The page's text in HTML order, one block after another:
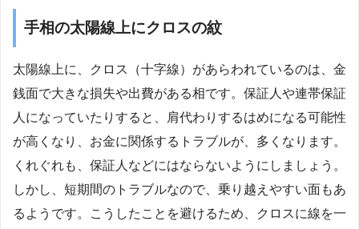
手相の太陽線上にクロスの紋
太陽線上に、クロス（十字線）があらわれているのは、金
銭面で大きな損失や出費がある相です。保証人や連帯保証
人になっていたりすると、肩代わりするはめになる可能性
が高くなり、お金に関係するトラブルが、多くなります。
くれぐれも、保証人などにはならないようにしましょう。
しかし、短期間のトラブルなので、乗り越えやすい面もあ
るようです。こうしたことを避けるため、クロスに線を一